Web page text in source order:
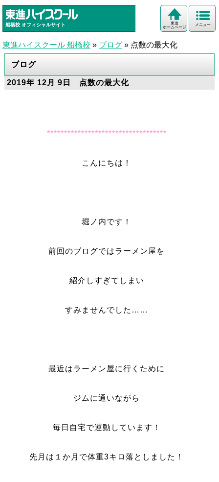
船橋校 オフィシャルサイト メニュー
東進
ホームページ
東進ハイスクール 船橋校 » ブログ » 点数の最大化
ブログ
2019年 12月 9日 点数の最大化
***********************************
こんにちは！
堀ノ内です！
前回のブログではラーメン屋を
紹介しすぎてしまい
すみませんでした……
最近はラーメン屋に行くために
ジムに通いながら
毎日自宅で運動しています！
先月は１か月で体重3キロ落としました！